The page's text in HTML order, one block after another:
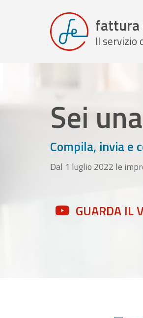
fattura
Il servizio
Sei
Compila, invia e
Dal 1 luglio 2022 le
GUARDA IL